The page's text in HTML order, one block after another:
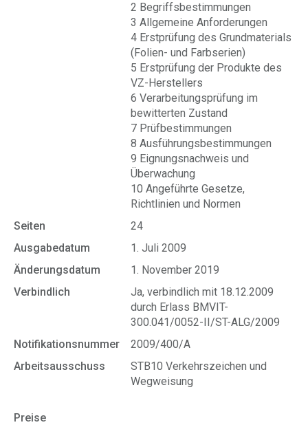
2 Begriffsbestimmungen
3 Allgemeine Anforderungen
4 Erstprüfung des Grundmaterials
(Folien- und Farbserien)
5 Erstprüfung der Produkte des
VZ-Herstellers
6 Verarbeitungsprüfung im
bewitterten Zustand
7 Prüfbestimmungen
8 Ausführungsbestimmungen
9 Eignungsnachweis und
Überwachung
10 Angeführte Gesetze,
Richtlinien und Normen
Seiten
24
Ausgabedatum
1. Juli 2009
Änderungsdatum
1. November 2019
Verbindlich
Ja, verbindlich mit 18.12.2009
durch Erlass BMVIT-
300.041/0052-II/ST-ALG/2009
Notifikationsnummer
2009/400/A
Arbeitsausschuss
STB10 Verkehrszeichen und
Wegweisung
Preise